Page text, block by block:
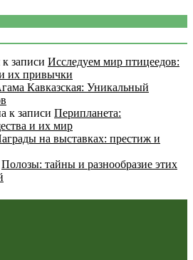
к записи Исследуем мир птицеедов:
их привычки
Кавказская: Уникальный
к записи Перипланета:
и их мир
на выставках: престиж и
Полозы: тайны и разнообразие этих